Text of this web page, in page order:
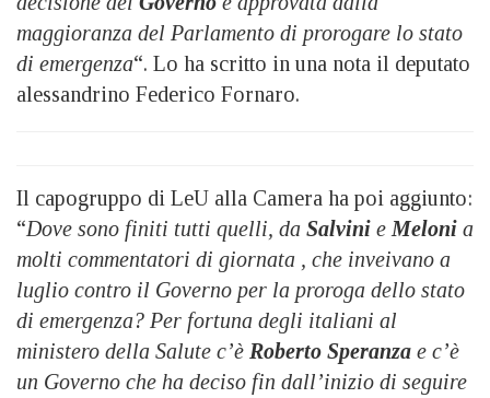
maggioranza del Parlamento di prorogare lo stato
di emergenza“. Lo ha scritto in una nota il deputato
alessandrino Federico Fornaro.
Il capogruppo di LeU alla Camera ha poi aggiunto:
“Dove sono finiti tutti quelli, da Salvini e Meloni a
molti commentatori di giornata , che inveivano a
luglio contro il Governo per la proroga dello stato
di emergenza? Per fortuna degli italiani al
ministero della Salute c’è Roberto Speranza e c’è
un Governo che ha deciso fin dall’inizio di seguire